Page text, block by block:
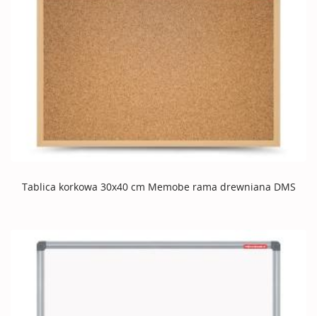
Tablica korkowa 30x40 cm Memobe rama drewniana DMS